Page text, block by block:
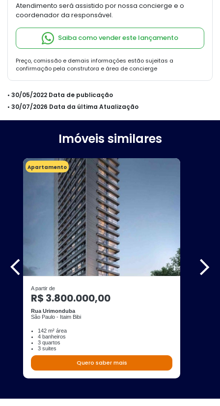
Atendimento será assistido por nossa concierge e o
coordenador da responsável.
Saiba como vender este lançamento
Preço, comissão e demais informações estão sujeitas a
confirmação pela construtora e área de concierge
• 30/05/2022 Data de publicação
• 30/07/2026 Data da última Atualização
Imóveis similares
Apartamento
A partir de
R$ 3.800.000,00
Rua Urimonduba
São Paulo - Itaim Bibi
142 m² área
4 banheiros
3 quartos
3 suites
Quero saber mais